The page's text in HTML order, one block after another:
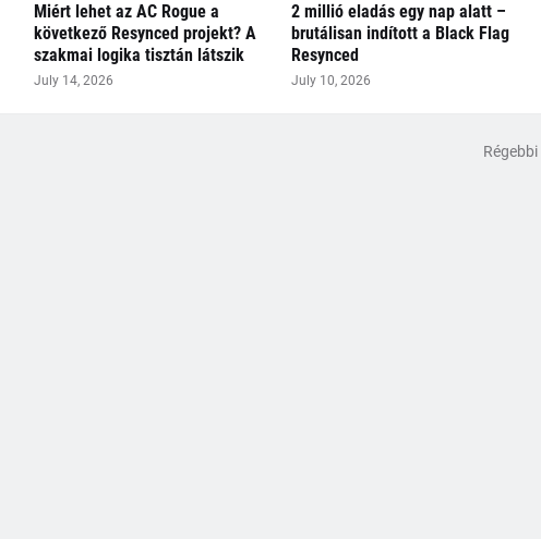
Miért lehet az AC Rogue a
következő Resynced projekt? A
szakmai logika tisztán látszik
July 14, 2026
2 millió eladás egy nap alatt –
brutálisan indított a Black Flag
Resynced
July 10, 2026
Régebbi